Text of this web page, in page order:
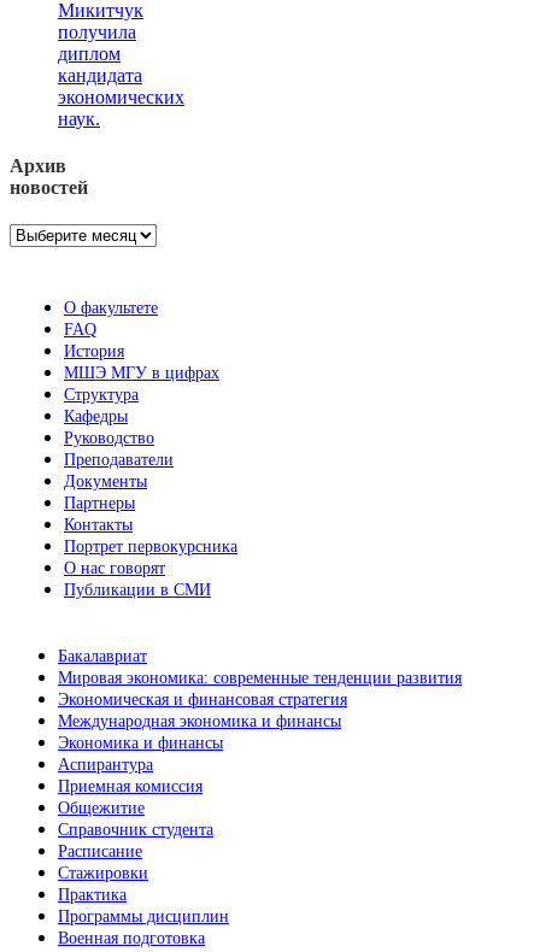
Микитчук
получила
диплом
кандидата
экономических
наук.
Архив
новостей
Архив
О факультете
FAQ
История
МШЭ МГУ в цифрах
Структура
Кафедры
Руководство
Преподаватели
Документы
Партнеры
Контакты
Портрет первокурсника
О нас говорят
Публикации в СМИ
Бакалавриат
Мировая экономика: современные тенденции развития
Экономическая и финансовая стратегия
Международная экономика и финансы
Экономика и финансы
Аспирантура
Приемная комиссия
Общежитие
Справочник студента
Расписание
Стажировки
Практика
Программы дисциплин
Военная подготовка